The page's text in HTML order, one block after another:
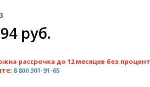
руб.
рассрочка до 12 месяцев без
8 800 301-91-65